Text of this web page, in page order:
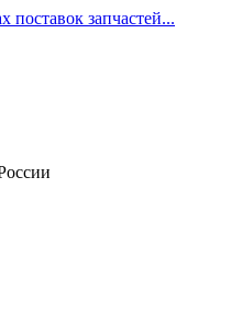
запчастей...